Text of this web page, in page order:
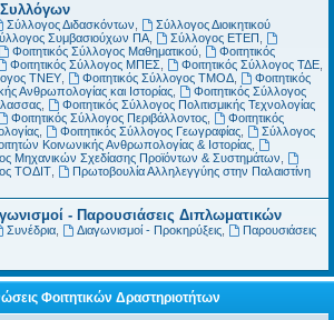
Σύλλογος Διδασκόντων
Σύλλογος Διοικητικού
Συμβασιούχων ΠΑ, Σύλλογος ΕΤΕΠ
Φοιτητικός Σύλλογος Μαθηματικού,
Φοιτητικός
Φοιτητικός Σύλλογος ΜΠΕΣ Φοιτητικός Σύλλογος ΤΔΕ,
ΤΝΕΥ, Φοιτητικός Σύλλογος ΤΜΟΔ,
Φοιτητικός
Ανθρωπολογίας και Ιστορίας
Φοιτητικός Σύλλογος
Φοιτητικός Σύλλογος Πολιτισμικής Τεχνολογίας
Φοιτητικός Σύλλογος Περιβάλλοντος,
Φοιτητικός
Φοιτητικός Σύλλογος Γεωγραφίας,
Σύλλογος
Κοινωνικής Ανθρωπολογίας & Ιστορίας
Μηχανικών Σχεδίασης Προϊόντων & Συστημάτων
ΤΟΔΙΤ
Πρωτοβουλία Αλληλεγγύης στην Παλαιστίνη
- Παρουσιάσεις Διπλωματικών
Συνέδρια, Διαγωνισμοί - Προκηρύξεις,
Παρουσιάσεις
Φοιτητικών Δραστηριοτήτων